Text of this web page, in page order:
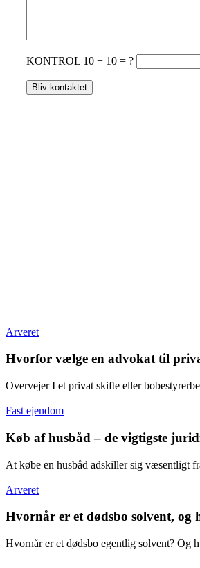
KONTROL 10 + 10 = ?
Arveret
Hvorfor vælge en advokat til
Overvejer I et privat skifte eller
Fast ejendom
Køb af husbåd – de vigtigste
At købe en husbåd adskiller sig væsentligt
Arveret
Hvornår er et dødsbo solvent,
Hvornår er et dødsbo egentlig solvent?